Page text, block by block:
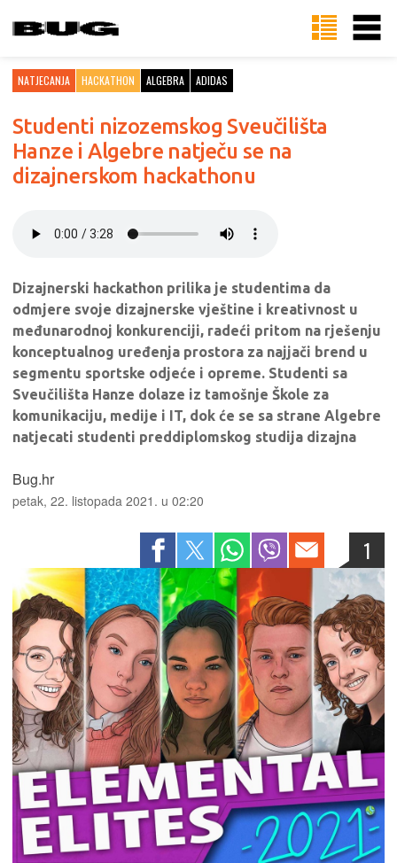
NATJECANJA HACKATHON ALGEBRA ADIDAS
Studenti nizozemskog Sveučilišta
Hanze i Algebre natječu se na
dizajnerskom hackathonu
Dizajnerski hackathon prilika je studentima da
odmjere svoje dizajnerske vještine i kreativnost u
međunarodnoj konkurenciji, radeći pritom na rješenju
konceptualnog uređenja prostora za najjači brend u
segmentu sportske odjeće i opreme. Studenti sa
Sveučilišta Hanze dolaze iz tamošnje Škole za
komunikaciju, medije i IT, dok će se sa strane Algebre
natjecati studenti preddiplomskog studija dizajna
Bug.hr
petak, 22. listopada 2021. u 02:20
1